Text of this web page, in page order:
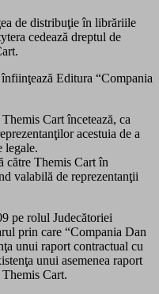
de distribuţie în librăriile
cedează dreptul de
Editura “Compania
Cart încetează, ca
acestuia de a
legale.
către Themis Cart în
valabilă de reprezentanţii
pe rolul Judecătoriei
prin care “Compania Dan
unui raport contractual cu
unui asemenea raport
Cart.